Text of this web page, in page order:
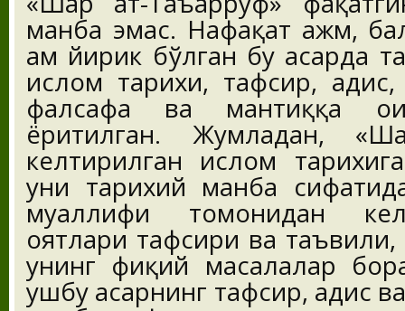
манба эмас. Нафақат ҳажм,
ҳам йирик бўлган бу асарда
ислом тарихи, тафсир,
фалсафа ва мантиққа
ёритилган. Жумладан,
келтирилган ислом
уни тарихий манба
муаллифи томонидан
оятлари тафсири ва таъвили,
унинг фиқҳий масалалар
ушбу асарнинг тафсир, ҳадис